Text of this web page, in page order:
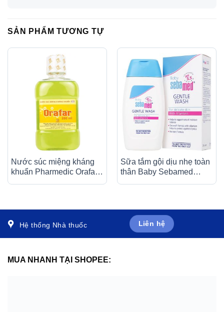
SẢN PHẨM TƯƠNG TỰ
Nước súc miệng kháng
khuẩn Pharmedic Orafar
Sữa tắm gội dịu nhẹ toàn
thân Baby Sebamed
Hệ thống Nhà thuốc Liên hệ
MUA NHANH TẠI SHOPEE: